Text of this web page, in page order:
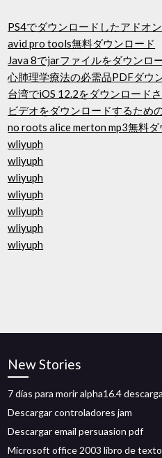
PS4でダウンロードしたアドオ
avid pro tools無料ダウンロード
Java 8でjarファイルをダウンロ
心肺理学療法の必需品PDFダウ
台湾でiOS 12.2をダウンロード
ビデオをダウンロードするため
no roots alice merton mp3無料ダ
wliyuph
wliyuph
wliyuph
wliyuph
wliyuph
wliyuph
wliyuph
New Stories
7 días para morir alpha16.4
Descargar controladores jam
Descargar email persuasion pdf
Microsoft office 2003 libro de